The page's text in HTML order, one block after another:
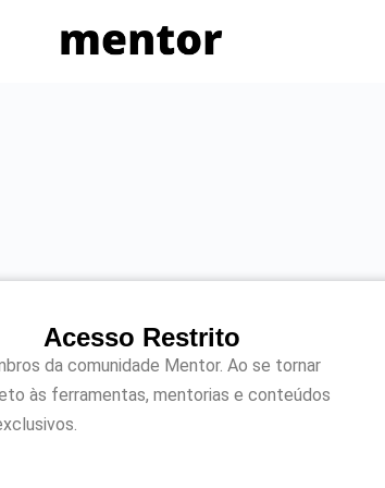
Acesso Restrito
da comunidade Mentor. Ao se tornar
às ferramentas, mentorias e conteúdos